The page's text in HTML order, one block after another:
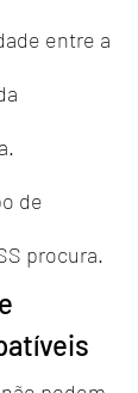
entre a
de
procura.